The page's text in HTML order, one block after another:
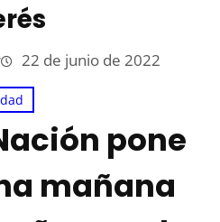
22 de junio de 2022
pone
mañana